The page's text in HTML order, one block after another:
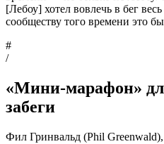
[Лебоу] хотел вовлечь в бег
сообществу того времени это
#
/
«Мини-марафон»
забеги
Фил Гринвальд (Phil Greenwald),